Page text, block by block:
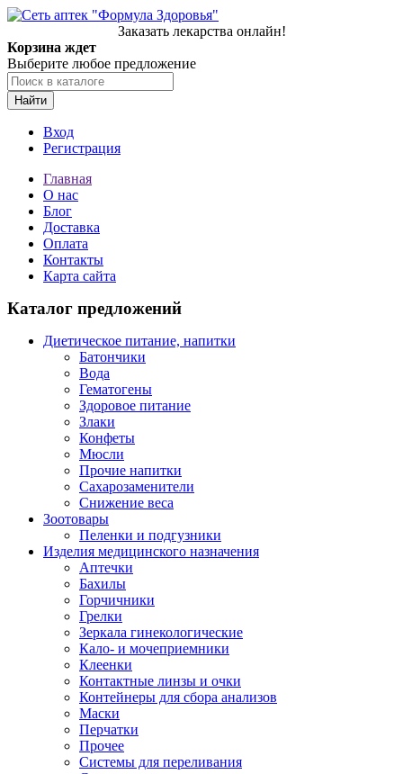
Заказать лекарства онлайн!
Корзина ждет
Выберите любое предложение
Найти
Вход
Регистрация
Главная
О нас
Блог
Доставка
Оплата
Контакты
Карта сайта
Каталог предложений
Диетическое питание, напитки
Батончики
Вода
Гематогены
Здоровое питание
Злаки
Конфеты
Мюсли
Прочие напитки
Сахарозаменители
Снижение веса
Зоотовары
Пеленки и подгузники
Изделия медицинского назначения
Аптечки
Бахилы
Горчичники
Грелки
Зеркала гинекологические
Кало- и мочеприемники
Клеенки
Контактные линзы и очки
Контейнеры для сбора анализов
Маски
Перчатки
Прочее
Системы для переливания